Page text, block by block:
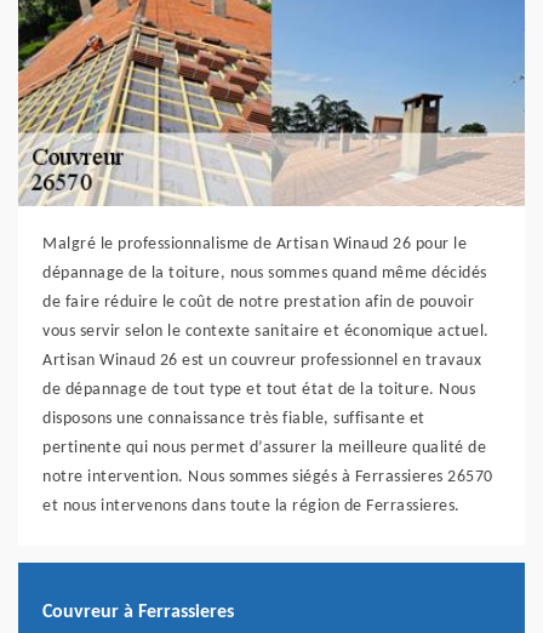
Malgré le professionnalisme de Artisan Winaud 26 pour le
dépannage de la toiture, nous sommes quand même décidés
de faire réduire le coût de notre prestation afin de pouvoir
vous servir selon le contexte sanitaire et économique actuel.
Artisan Winaud 26 est un couvreur professionnel en travaux
de dépannage de tout type et tout état de la toiture. Nous
disposons une connaissance très fiable, suffisante et
pertinente qui nous permet d’assurer la meilleure qualité de
notre intervention. Nous sommes siégés à Ferrassieres 26570
et nous intervenons dans toute la région de Ferrassieres.
Couvreur à Ferrassieres